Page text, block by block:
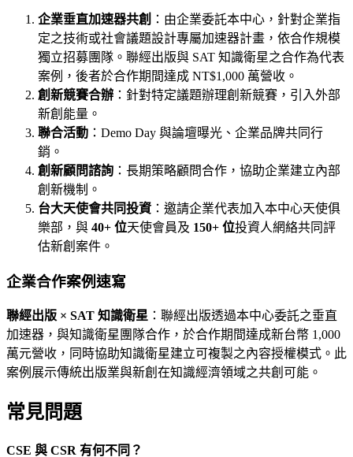
企業垂直加速器共創 ：由企業委託本中心，針對企業指
定之技術或社會議題設計專屬加速器計畫，依合作規模
獨立招募團隊。聯經出版與 SAT 知識衛星之合作為代表
案例，後者於合作期間達成 NT$1,000 萬營收。
創新競賽合辦 ：針對特定議題辦理創新競賽，引入外部
新創能量。
聯合活動 ：Demo Day 與論壇曝光、企業品牌共同行
銷。
創新顧問諮詢 ：長期策略顧問合作，協助企業建立內部
創新機制。
台大天使會共同投資：邀請企業代表加入本中心天使俱
樂部，與 40+ 位天使會員及 150+ 位投資人網絡共同評
估新創案件。
企業合作案例速寫
聯經出版 × SAT 知識衛星 ：聯經出版透過本中心委託之垂直
加速器，與知識衛星團隊合作，於合作期間達成新台幣 1,000
萬元營收，同時協助知識衛星建立可複製之內容授權模式。此
案例展示傳統出版業與新創在知識經濟領域之共創可能。
常見問題
CSE 與 CSR 有何不同？